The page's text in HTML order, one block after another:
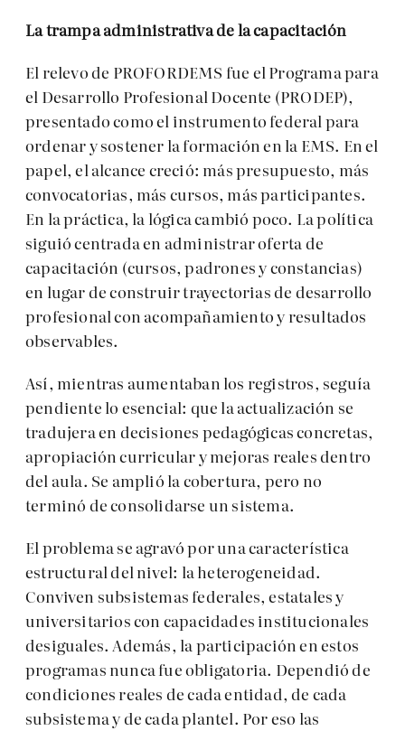
La trampa administrativa de la capacitación
El relevo de PROFORDEMS fue el Programa para
el Desarrollo Profesional Docente (PRODEP),
presentado como el instrumento federal para
ordenar y sostener la formación en la EMS. En el
papel, el alcance creció: más presupuesto, más
convocatorias, más cursos, más participantes.
En la práctica, la lógica cambió poco. La política
siguió centrada en administrar oferta de
capacitación (cursos, padrones y constancias)
en lugar de construir trayectorias de desarrollo
profesional con acompañamiento y resultados
observables.
Así, mientras aumentaban los registros, seguía
pendiente lo esencial: que la actualización se
tradujera en decisiones pedagógicas concretas,
apropiación curricular y mejoras reales dentro
del aula. Se amplió la cobertura, pero no
terminó de consolidarse un sistema.
El problema se agravó por una característica
estructural del nivel: la heterogeneidad.
Conviven subsistemas federales, estatales y
universitarios con capacidades institucionales
desiguales. Además, la participación en estos
programas nunca fue obligatoria. Dependió de
condiciones reales de cada entidad, de cada
subsistema y de cada plantel. Por eso las